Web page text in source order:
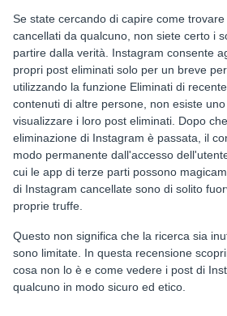
Se state cercando di capire come
cancellati da qualcuno, non siete certo i
partire dalla verità. Instagram consente
propri post eliminati solo per un breve
utilizzando la funzione Eliminati di
contenuti di altre persone, non esiste
visualizzare i loro post eliminati. Dopo
eliminazione di Instagram è passata, il
modo permanente dall'accesso
cui le app di terze parti possono
di Instagram cancellate sono di solito
proprie truffe.
Questo non significa che la ricerca sia
sono limitate. In questa recensione
cosa non lo è e come vedere i post di
qualcuno in modo sicuro ed etico.
Come vedere le storie di Instagram
Applicazioni di terze parti che
cancellati
Considerazioni legali ed etiche
Per i genitori: Monitoraggio
adolescenti
Come impedire che i vostri post
Conclusione